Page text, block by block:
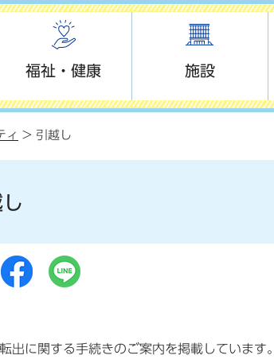
福祉・健康 施設
ィ > 引越し
出に関する手続きのご案内を掲載しています。